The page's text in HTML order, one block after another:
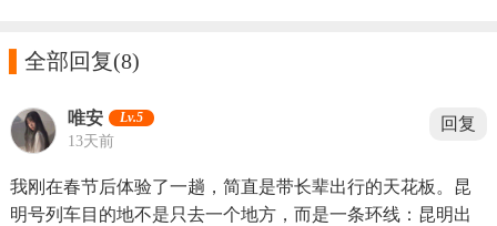
全部回复(8)
唯安 Lv.5
13天前
回复
我刚在春节后体验了一趟，简直是带长辈出行的天花板。昆
明号列车目的地不是只去一个地方，而是一条环线：昆明出